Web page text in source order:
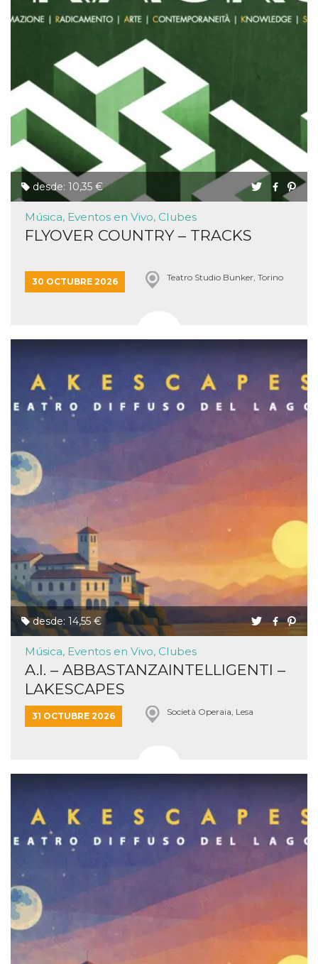
desde: 10,35 €
Música, Eventos en Vivo, Clubes
FLYOVER COUNTRY – TRACKS
30 OCTUBRE 2026 Teatro Studio Bunker, Torino
desde: 14,55 €
Música, Eventos en Vivo, Clubes
A.I. – ABBASTANZAINTELLIGENTI –
LAKESCAPES
31 OCTUBRE 2026 Società Operaia, Lesa